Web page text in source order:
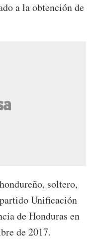
a la obtención de
soltero,
Unificación
de Honduras en
de 2017.